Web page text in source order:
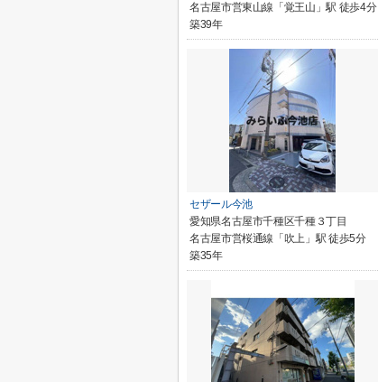
名古屋市営東山線「覚王山」駅 徒歩4分
築39年
セザール今池
愛知県名古屋市千種区千種３丁目
名古屋市営桜通線「吹上」駅 徒歩5分
築35年